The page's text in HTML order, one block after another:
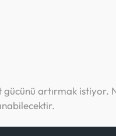
artırmak istiyor.